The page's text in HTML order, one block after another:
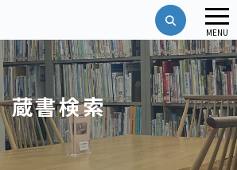
蔵書検索
メ
ニ
ュ
ー
MENU